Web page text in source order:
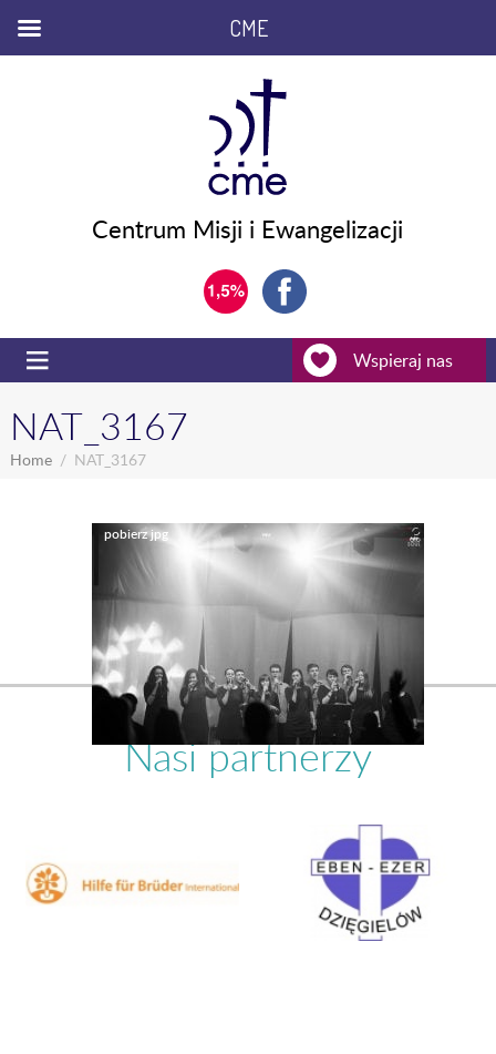
Centrum Misji i Ewangelizacji
Wspieraj nas
NAT_3167
Home NAT_3167
Nasi partnerzy
CME